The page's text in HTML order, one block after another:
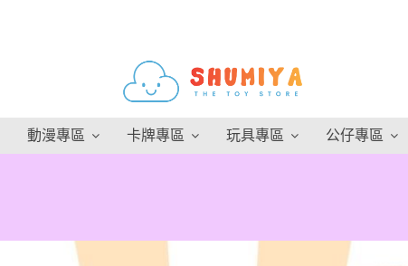
動漫專區 卡牌專區 玩具專區 公仔專區